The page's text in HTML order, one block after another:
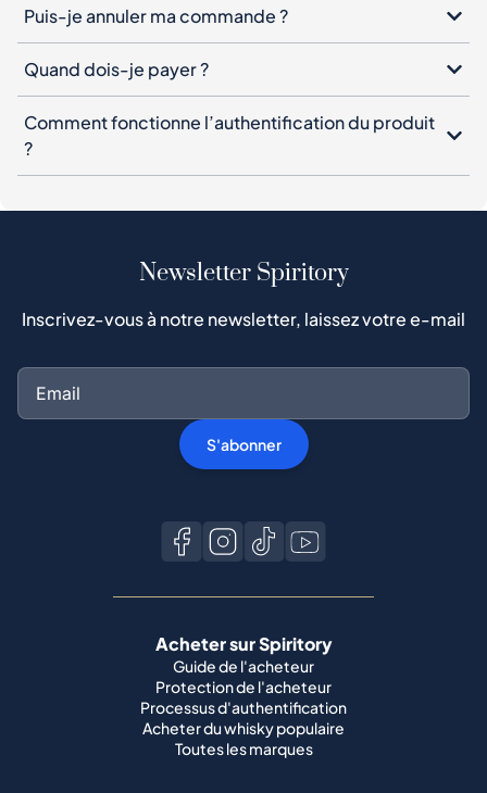
Puis-je annuler ma commande ?
Quand dois-je payer ?
Comment fonctionne l’authentification du produit
?
Newsletter Spiritory
Inscrivez-vous à notre newsletter, laissez votre e-mail
S'abonner
Acheter sur Spiritory
Guide de l'acheteur
Protection de l'acheteur
Processus d'authentification
Acheter du whisky populaire
Toutes les marques